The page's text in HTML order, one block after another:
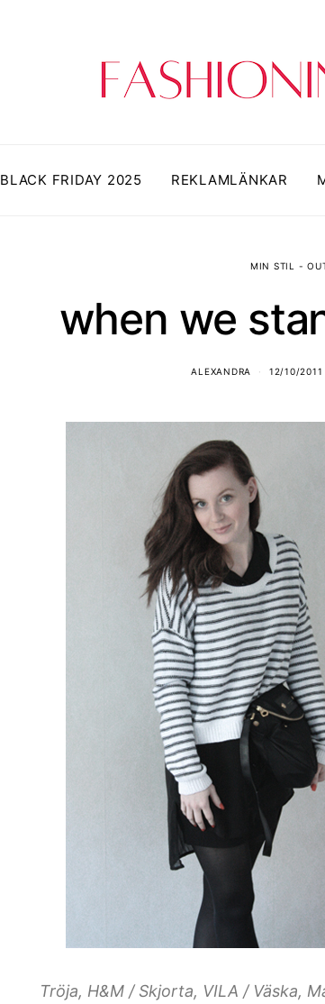
BLACK FRIDAY 2025 REKLAMLÄNKAR
MIN STIL -
when we
ALEXANDRA 12/10/2011
Tröja, H&M / Skjorta, VILA / Väska,